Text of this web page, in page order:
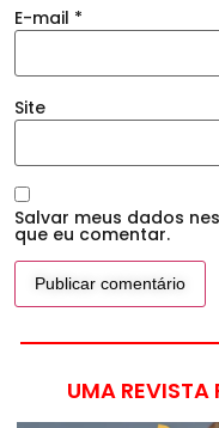
E-mail *
Site
Salvar meus dados
que eu comentar.
UMA REVISTA